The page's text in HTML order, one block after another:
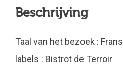
Beschrijving
Taal van het bezoek : Frans
labels : Bistrot de Terroir